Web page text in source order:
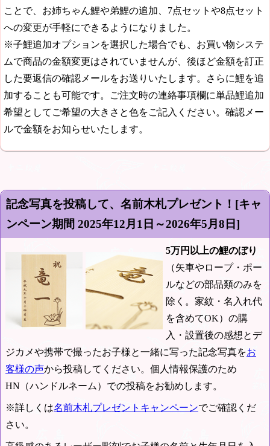
ことで、お姉ちゃん鯉や弟鯉の追加、7点セットや8点セット
への変更が手軽にできるようになりました。
※子鯉追加オプションを選択した場合でも、お買い物システ
ムで商品の金額変更はされていませんが、後ほど金額を訂正
した要返信の確認メールをお送りいたします。さらに鯉を追
加することも可能です。ご注文時の連絡事項欄に単品鯉追加
希望としてご希望の大きさと色をご記入ください。確認メー
ルで金額をお知らせいたします。
記念写真を投稿して、名前木札プレゼント！[キャ
ンペーン期間 2025年12月1日～2026年5月8日]
5万円以上の鯉のぼり
（矢車やロープ・ポー
ルなどの部品類のみを
除く。家紋・名入れ代
を含めてOK）の購
入・設置後の感想とデ
ジカメや携帯で撮ったお子様と一緒に写った記念写真をお
客様の声から投稿してください。個人情報保護のため
HN（ハンドルネーム）での投稿をお勧めします。
※詳しくは名前木札プレゼントキャンペーンでご確認くだ
さい。